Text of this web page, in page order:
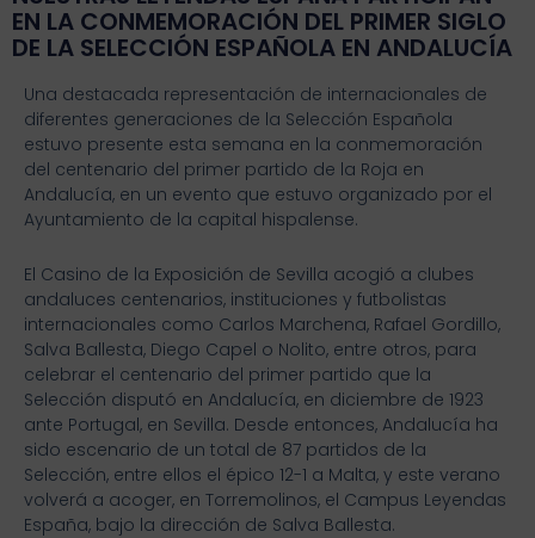
EN LA CONMEMORACIÓN DEL PRIMER SIGLO
DE LA SELECCIÓN ESPAÑOLA EN ANDALUCÍA
Una destacada representación de internacionales de
diferentes generaciones de la Selección Española
estuvo presente esta semana en la conmemoración
del centenario del primer partido de la Roja en
Andalucía, en un evento que estuvo organizado por el
Ayuntamiento de la capital hispalense.
El Casino de la Exposición de Sevilla acogió a clubes
andaluces centenarios, instituciones y futbolistas
internacionales como Carlos Marchena, Rafael Gordillo,
Salva Ballesta, Diego Capel o Nolito, entre otros, para
celebrar el centenario del primer partido que la
Selección disputó en Andalucía, en diciembre de 1923
ante Portugal, en Sevilla. Desde entonces, Andalucía ha
sido escenario de un total de 87 partidos de la
Selección, entre ellos el épico 12-1 a Malta, y este verano
volverá a acoger, en Torremolinos, el Campus Leyendas
España, bajo la dirección de Salva Ballesta.